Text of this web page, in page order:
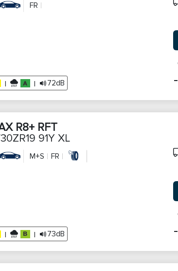
FR
| | 72dB -
R8+ RFT
91Y XL
M+S FR
| | 73dB -